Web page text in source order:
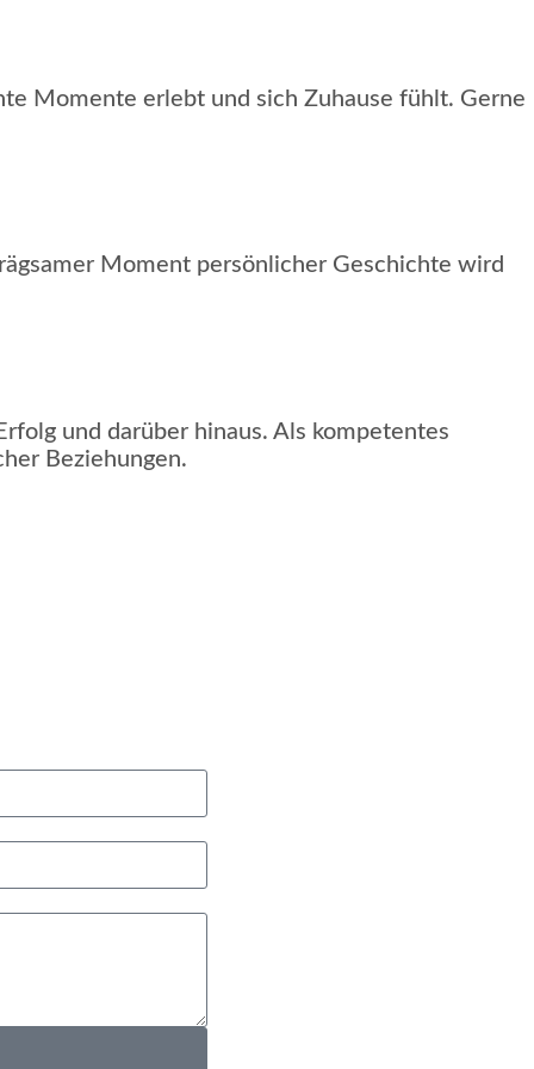
Momente erlebt und sich Zuhause fühlt. Gerne
Moment persönlicher Geschichte wird
und darüber hinaus. Als kompetentes
Beziehungen.